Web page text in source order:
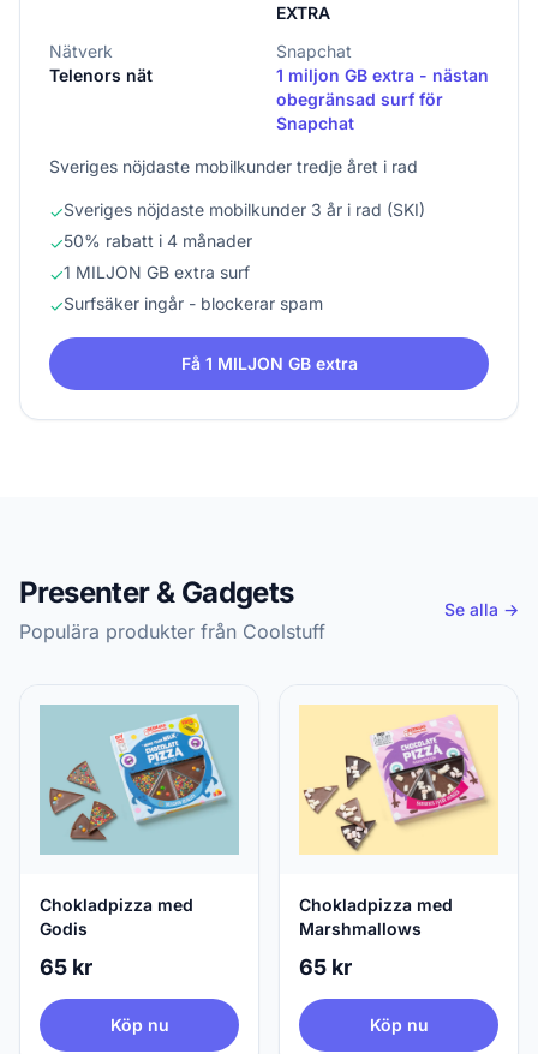
EXTRA
Nätverk
Telenors nät
Snapchat
1 miljon GB extra - nästan
obegränsad surf för
Snapchat
Sveriges nöjdaste mobilkunder tredje året i rad
✓Sveriges nöjdaste mobilkunder 3 år i rad (SKI)
✓50% rabatt i 4 månader
✓1 MILJON GB extra surf
✓Surfsäker ingår - blockerar spam
Få 1 MILJON GB extra
Presenter & Gadgets
Populära produkter från Coolstuff
Se alla →
Chokladpizza med
Godis
65 kr
Köp nu
Chokladpizza med
Marshmallows
65 kr
Köp nu